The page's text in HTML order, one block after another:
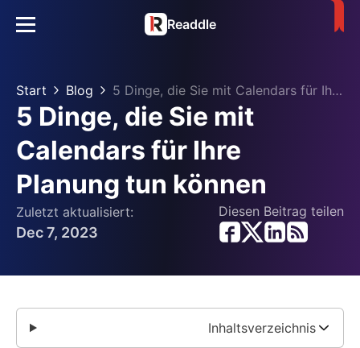
Readdle
Start Blog 5 Dinge, die Sie mit Calendars für Ihre Planung tun können
5 Dinge, die Sie mit
Calendars für Ihre
Planung tun können
Zuletzt aktualisiert:
Dec 7, 2023
Diesen Beitrag teilen
Inhaltsverzeichnis